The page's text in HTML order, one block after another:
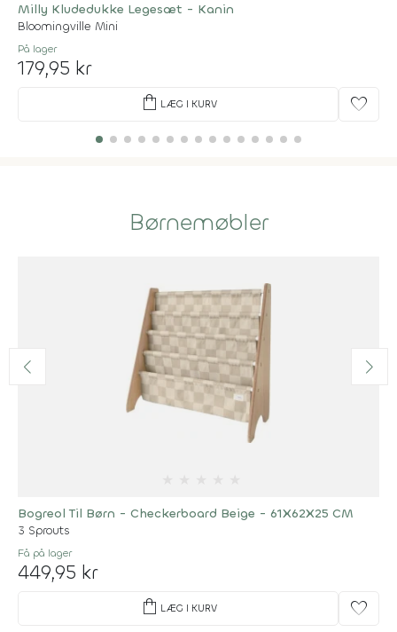
Milly Kludedukke Legesæt - Kanin
Bloomingville Mini
På lager
179,95 kr
shopping_bag LÆG I KURV favorite
Børnemøbler
Bogreol Til Børn - Checkerboard Beige - 61X62X25 CM
3 Sprouts
Få på lager
449,95 kr
shopping_bag LÆG I KURV favorite